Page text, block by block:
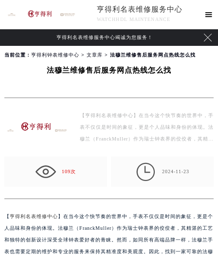
亨得利名表维修服务中心
WATCHHDL MAINTENANCE

亨得利名表维修服务中心竭诚为您服务！ 
当前位置： 亨得利钟表维修中心 > 文章库 > 法穆兰维修售后服务网点热线怎么找
法穆兰维修售后服务网点热线怎么找
【亨得利名表维修中心】在当今这个快节奏的世界中，手
表不仅仅是时间的象征，更是个人品味和身份的体现。法
穆兰（FranckMuller）作为瑞士钟表界的佼佼者，其精湛
109次  2024-11-23
【亨得利名表维修中心】在当今这个快节奏的世界中，手表不仅仅是时间的象征，更是个
人品味和身份的体现。法穆兰（FranckMuller）作为瑞士钟表界的佼佼者，其精湛的工艺
和独特的创新设计深受全球钟表爱好者的青睐。然而，如同所有高端品牌一样，法穆兰手
表也需要定期的维护和专业的服务来保持其精准度和美观度。因此，找到一家可靠的法穆